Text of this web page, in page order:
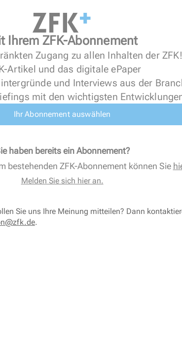
Ihrem ZFK-Abonnement
Zugang zu allen Inhalten der ZFK!
Artikel und das digitale ePaper
und Interviews aus der
mit den wichtigsten
Ihr Abonnement auswählen
haben bereits ein Abonnement?
bestehenden ZFK-Abonnement können Sie
Melden Sie sich hier an.
Sie uns Ihre Meinung mitteilen? Dann
.